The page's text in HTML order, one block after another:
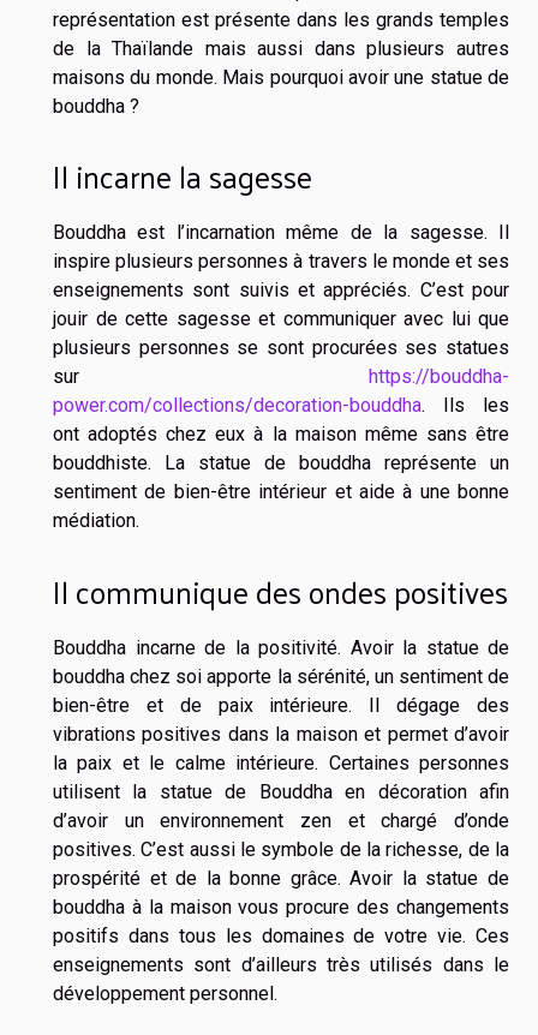
représentation est présente dans les grands temples
de la Thaïlande mais aussi dans plusieurs autres
maisons du monde. Mais pourquoi avoir une statue de
bouddha ?
Il incarne la sagesse
Bouddha est l’incarnation même de la sagesse. Il
inspire plusieurs personnes à travers le monde et ses
enseignements sont suivis et appréciés. C’est pour
jouir de cette sagesse et communiquer avec lui que
plusieurs personnes se sont procurées ses statues
sur
https://bouddha-
power.com/collections/decoration-bouddha. Ils les
ont adoptés chez eux à la maison même sans être
bouddhiste. La statue de bouddha représente un
sentiment de bien-être intérieur et aide à une bonne
médiation.
Il communique des ondes positives
Bouddha incarne de la positivité. Avoir la statue de
bouddha chez soi apporte la sérénité, un sentiment de
bien-être et de paix intérieure. Il dégage des
vibrations positives dans la maison et permet d’avoir
la paix et le calme intérieure. Certaines personnes
utilisent la statue de Bouddha en décoration afin
d’avoir un environnement zen et chargé d’onde
positives. C’est aussi le symbole de la richesse, de la
prospérité et de la bonne grâce. Avoir la statue de
bouddha à la maison vous procure des changements
positifs dans tous les domaines de votre vie. Ces
enseignements sont d’ailleurs très utilisés dans le
développement personnel.